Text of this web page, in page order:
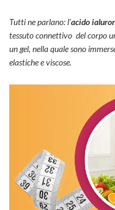
Tutti ne parlano: l’acido
tessuto connettivo del corpo
un gel, nella quale sono
elastiche e viscose.